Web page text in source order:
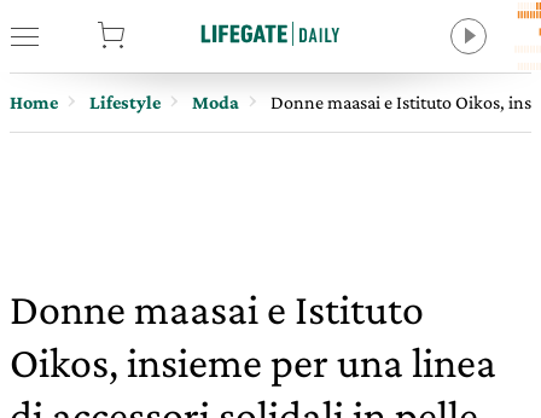
Home Lifestyle Moda Donne maasai e Istituto Oikos,
Donne maasai e Istituto
Oikos, insieme per una linea